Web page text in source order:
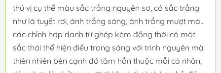
thú vị cụ thể màu sắc trắng nguyên sơ, có sắc trắng
như là tuyết rơi, ánh trắng sáng, ánh trắng mượt mà...
các chỉnh hợp danh từ ghép kèm đồng thời có một
sắc thái thể hiện điểu trong sáng với trinh nguyên mà
thiên nhiên bên cạnh đó tâm hồn thuộc mỗi cá nhân,